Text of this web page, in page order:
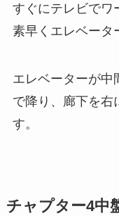
すぐにテレビでワ
素早くエレベータ
エレベーターが中
で降り、廊下を右
す。
チャプター4中